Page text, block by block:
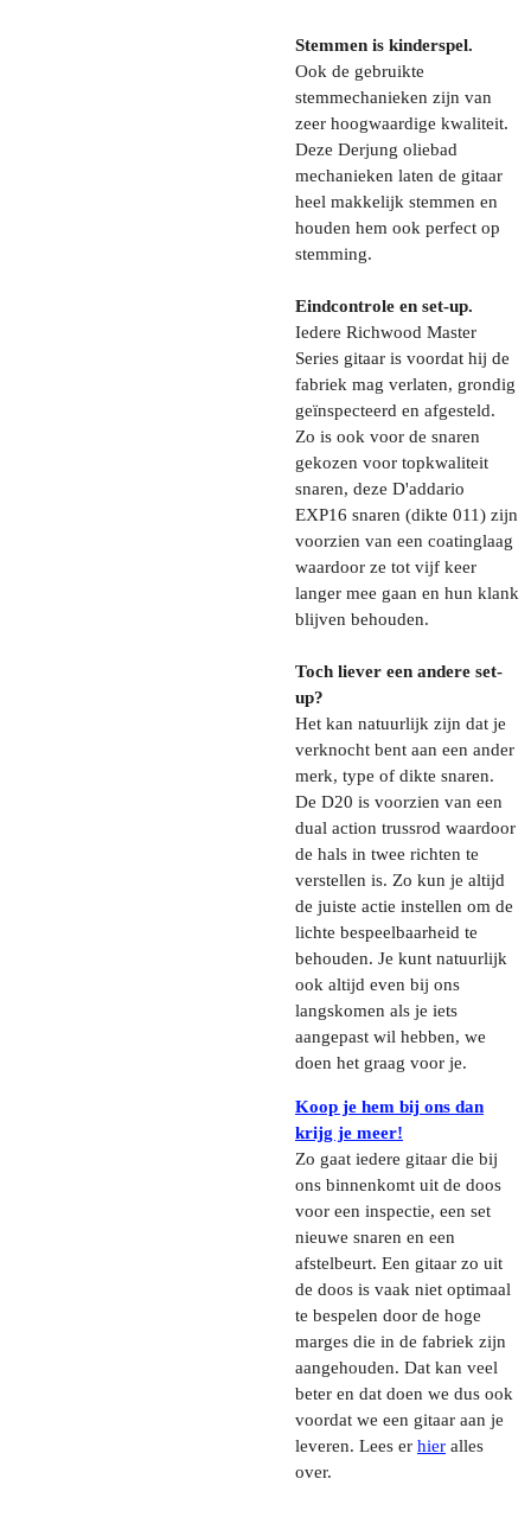
Stemmen is kinderspel.
Ook de gebruikte
stemmechanieken zijn van
zeer hoogwaardige kwaliteit.
Deze Derjung oliebad
mechanieken laten de gitaar
heel makkelijk stemmen en
houden hem ook perfect op
stemming.
Eindcontrole en set-up.
Iedere Richwood Master
Series gitaar is voordat hij de
fabriek mag verlaten, grondig
geïnspecteerd en afgesteld.
Zo is ook voor de snaren
gekozen voor topkwaliteit
snaren, deze D'addario
EXP16 snaren (dikte 011) zijn
voorzien van een coatinglaag
waardoor ze tot vijf keer
langer mee gaan en hun klank
blijven behouden.
Toch liever een andere set-
up?
Het kan natuurlijk zijn dat je
verknocht bent aan een ander
merk, type of dikte snaren.
De D20 is voorzien van een
dual action trussrod waardoor
de hals in twee richten te
verstellen is. Zo kun je altijd
de juiste actie instellen om de
lichte bespeelbaarheid te
behouden. Je kunt natuurlijk
ook altijd even bij ons
langskomen als je iets
aangepast wil hebben, we
doen het graag voor je.
Koop je hem bij ons dan
krijg je meer!
Zo gaat iedere gitaar die bij
ons binnenkomt uit de doos
voor een inspectie, een set
nieuwe snaren en een
afstelbeurt. Een gitaar zo uit
de doos is vaak niet optimaal
te bespelen door de hoge
marges die in de fabriek zijn
aangehouden. Dat kan veel
beter en dat doen we dus ook
voordat we een gitaar aan je
leveren. Lees er hier alles
over.